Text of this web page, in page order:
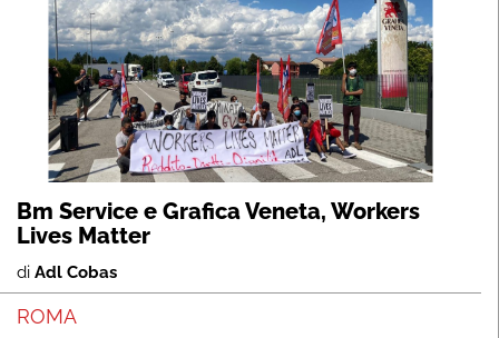
Bm Service e Grafica Veneta, Workers
Lives Matter
di Adl Cobas
ROMA